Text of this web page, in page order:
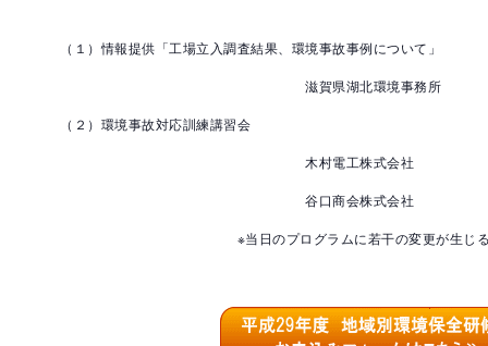
（１）情報提供「工場立入調査結果、環境事故事例について」
滋賀県湖北環境事務所
（２）環境事故対応訓練講習会
木村電工株式会社
谷口商会株式会社
※当日のプログラムに若干の変更が生じる場合